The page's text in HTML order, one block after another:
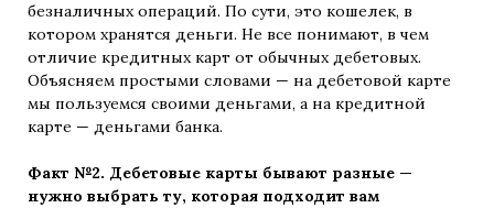
безналичных операций. По сути, это кошелек, в
котором хранятся деньги. Не все понимают, в чем
отличие кредитных карт от обычных дебетовых.
Объясняем простыми словами — на дебетовой карте
мы пользуемся своими деньгами, а на кредитной
карте — деньгами банка.
Факт №2. Дебетовые карты бывают разные —
нужно выбрать ту, которая подходит вам